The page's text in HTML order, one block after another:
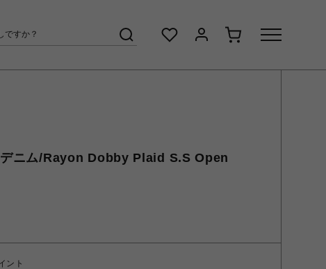
ニム/Rayon Dobby Plaid S.S Open
ント